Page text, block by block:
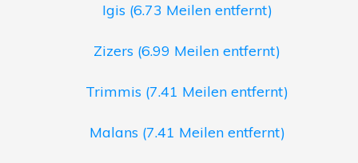
Igis (6.73 Meilen entfernt)
Zizers (6.99 Meilen entfernt)
Trimmis (7.41 Meilen entfernt)
Malans (7.41 Meilen entfernt)